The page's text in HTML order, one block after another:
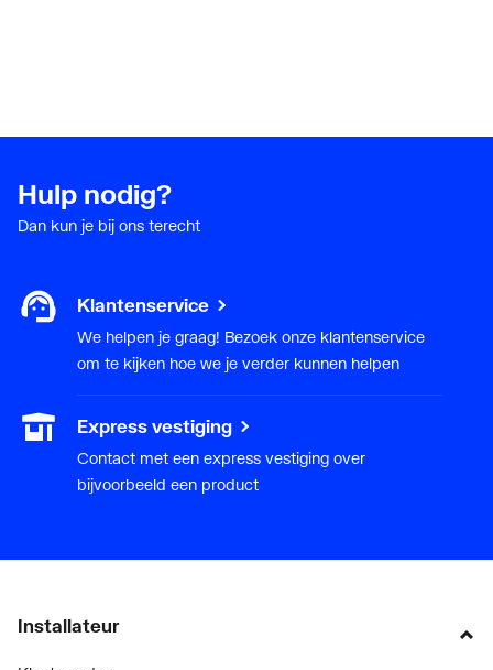
Hulp nodig?
Dan kun je bij ons terecht
Klantenservice
We helpen je graag! Bezoek onze klantenservice
om te kijken hoe we je verder kunnen helpen
Express vestiging
Contact met een express vestiging over
bijvoorbeeld een product
Installateur